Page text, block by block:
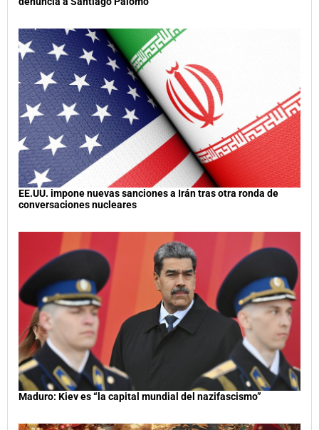
EE.UU. impone nuevas sanciones a Irán tras otra ronda de
conversaciones nucleares
Maduro: Kiev es “la capital mundial del nazifascismo”